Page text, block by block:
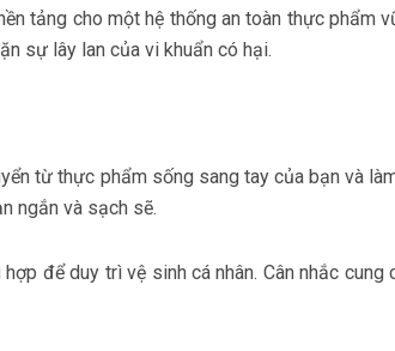
tảng cho một hệ thống an toàn thực phẩm
sự lây lan của vi khuẩn có hại.
từ thực phẩm sống sang tay của bạn và
ngắn và sạch sẽ.
để duy trì vệ sinh cá nhân. Cân nhắc